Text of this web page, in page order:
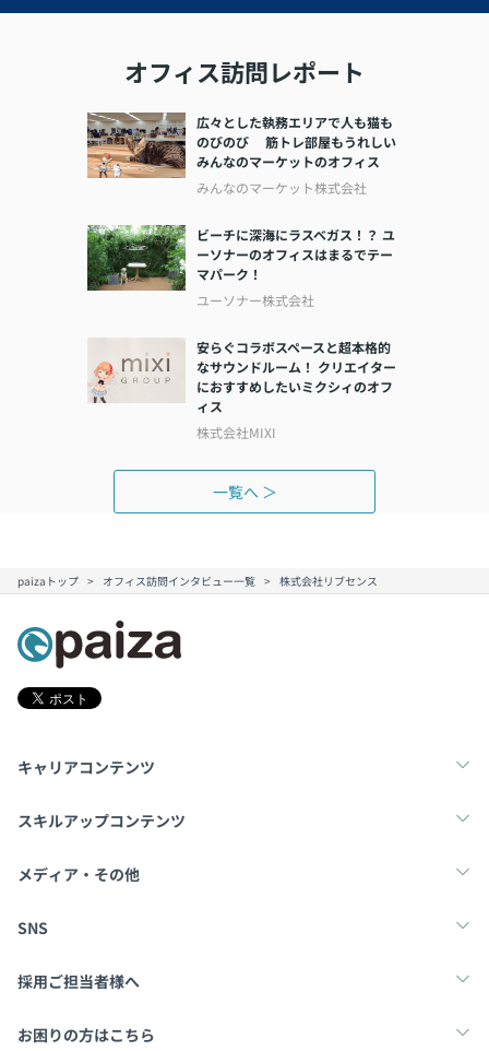
オフィス訪問レポート
広々とした執務エリアで人も猫も
のびのび 筋トレ部屋もうれしい
みんなのマーケットのオフィス
みんなのマーケット株式会社
ビーチに深海にラスベガス！？ ユ
ーソナーのオフィスはまるでテー
マパーク！
ユーソナー株式会社
安らぐコラボスペースと超本格的
なサウンドルーム！ クリエイター
におすすめしたいミクシィのオフ
ィス
株式会社MIXI
一覧へ ＞
paizaトップ オフィス訪問インタビュー一覧 株式会社リブセンス
キャリアコンテンツ
転職・キャリア
スキルアップコンテンツ
学習
メディア・その他
Tech Team Journal
SNS
X
採用ご担当者様へ
採用・教育をお考えの企業様へ
お困りの方はこちら